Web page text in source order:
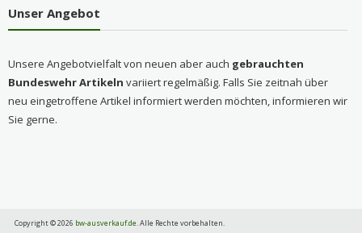
Unser Angebot
Unsere Angebotvielfalt von neuen aber auch gebrauchten
Bundeswehr Artikeln variiert regelmäßig. Falls Sie zeitnah über
neu eingetroffene Artikel informiert werden möchten, informieren wir
Sie gerne.
Copyright © 2026 bw-ausverkauf.de. Alle Rechte vorbehalten.